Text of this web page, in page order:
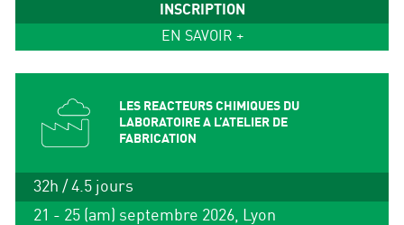
INSCRIPTION
EN SAVOIR +
LES REACTEURS CHIMIQUES DU
LABORATOIRE A L’ATELIER DE
FABRICATION
32h / 4.5 jours
21 - 25 (am) septembre 2026, Lyon